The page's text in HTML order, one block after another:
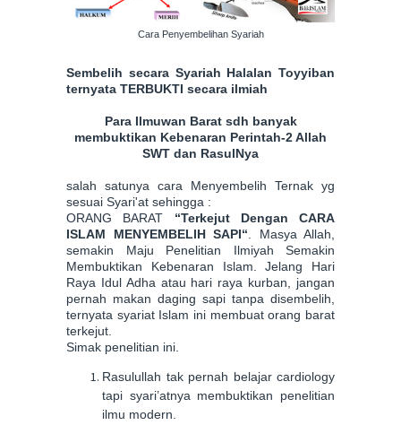
Cara Penyembelihan Syariah
Sembelih secara Syariah Halalan Toyyiban
ternyata TERBUKTI secara ilmiah
Para Ilmuwan Barat sdh banyak
membuktikan Kebenaran Perintah-2 Allah
SWT dan RasulNya
salah satunya cara Menyembelih Ternak yg
sesuai Syari'at sehingga :
ORANG BARAT “Terkejut Dengan CARA
ISLAM MENYEMBELIH SAPI“ . Masya Allah,
semakin Maju Penelitian Ilmiyah Semakin
Membuktikan Kebenaran Islam. Jelang Hari
Raya Idul Adha atau hari raya kurban, jangan
pernah makan daging sapi tanpa disembelih,
ternyata syariat Islam ini membuat orang barat
terkejut.
Simak penelitian ini.
Rasulullah tak pernah belajar cardiology
tapi syari’atnya membuktikan penelitian
ilmu modern.